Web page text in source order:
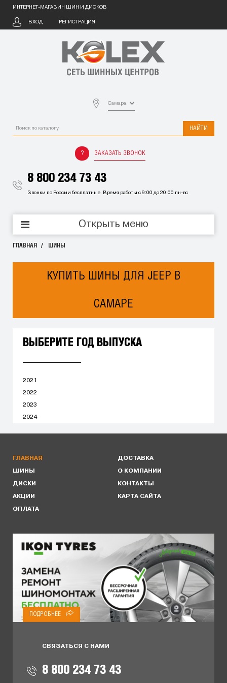
ИНТЕРНЕТ-МАГАЗИН ШИН И ДИСКОВ
ВХОД РЕГИСТРАЦИЯ
Самара
НАЙТИ
ЗАКАЗАТЬ ЗВОНОК
8 800 234 73 43
Звонки по России бесплатные. Время работы с 9:00 до 20:00 пн-вс
Открыть меню
ГЛАВНАЯ ШИНЫ
КУПИТЬ ШИНЫ ДЛЯ JEEP В
САМАРЕ
ВЫБЕРИТЕ ГОД ВЫПУСКА
2021
2022
2023
2024
ГЛАВНАЯ
ШИНЫ
ДИСКИ
АКЦИИ
ОПЛАТА
ДОСТАВКА
О КОМПАНИИ
КОНТАКТЫ
КАРТА САЙТА
ПОДРОБНЕЕ
СВЯЗАТЬСЯ С НАМИ
8 800 234 73 43